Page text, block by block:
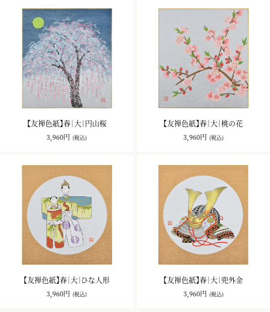
【友禅色紙】春｜大｜円山桜
3,960円 (税込)
【友禅色紙】春｜大｜桃の花
3,960円 (税込)
【友禅色紙】春｜大｜ひな人形
3,960円 (税込)
【友禅色紙】春｜大｜兜外金
3,960円 (税込)